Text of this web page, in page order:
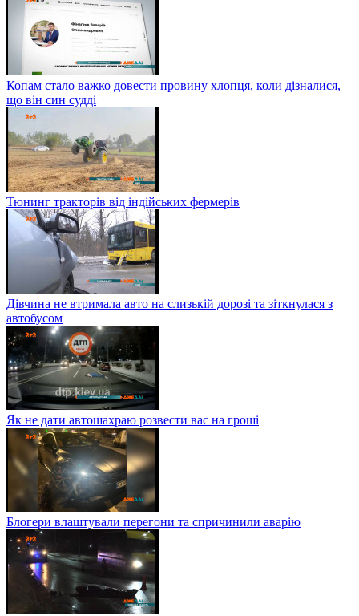
Копам стало важко довести провину хлопця, коли дізналися,
що він син судді
Тюнинг тракторів від індійських фермерів
Дівчина не втримала авто на слизькій дорозі та зіткнулася з
автобусом
Як не дати автошахраю розвести вас на гроші
Блогери влаштували перегони та спричинили аварію